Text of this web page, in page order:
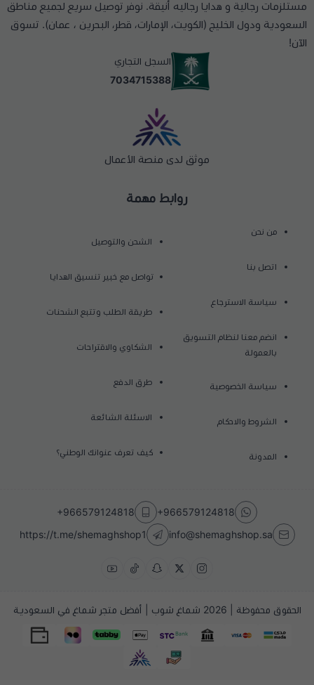
روابط مهمة
من نحن
اتصل بنا
سياسة الاسترجاع
انضم معنا لنظام التسويق
بالعمولة
سياسة الخصوصية
الشروط والاحكام
المدونة
الشحن والتوصيل
تواصل مع خبير تنسيق الهدايا
طريقة الطلب وتتبع الشحنات
الشكاوي والاقتراحات
طرق الدفع
الاسئلة الشائعة
كيف تعرف عنوانك الوطني؟
مستلزمات رجالية و هدايا رجاليه أنيقة. نوفر توصيل سريع لجميع مناطق
السعودية ودول الخليج (الكويت، الإمارات، قطر، البحرين ، عمان). تسوق
الآن!
السجل التجاري
7034715388
موثق لدى منصة الأعمال
+966579124818
+966579124818
info@shemaghshop.sa
https://t.me/shemaghshop1
الحقوق محفوظة | 2026 شماغ شوب | أفضل متجر شماغ في السعودية